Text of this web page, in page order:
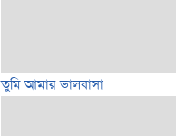
তুমি আমার ভালবাসা